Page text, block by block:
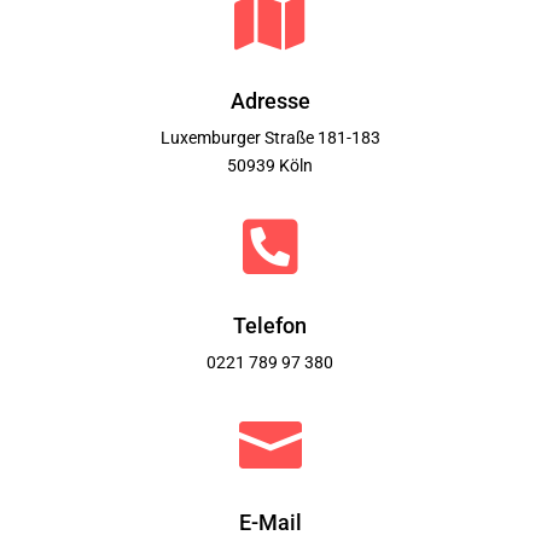

Adresse
Luxemburger Straße 181-183
50939 Köln

Telefon
0221 789 97 380

E-Mail